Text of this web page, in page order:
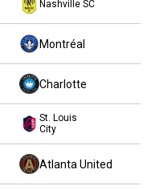
Nashville SC
Montréal
Charlotte
St. Louis
City
Atlanta United